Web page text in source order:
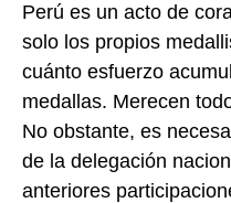
Perú es un acto de
solo los propios
cuánto esfuerzo
medallas. Merecen
No obstante, es
de la delegación
anteriores